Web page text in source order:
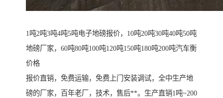
1吨2吨3吨4吨5吨电子地磅报价，10吨20吨30吨40吨50吨
地磅厂家，60吨80吨100吨120吨150吨180吨200吨汽车衡
价格
报价直销，免费运输，免费上门安装调试，全中生产地
磅的厂家，百年老厂，技术，售后**。生产直销1吨~200